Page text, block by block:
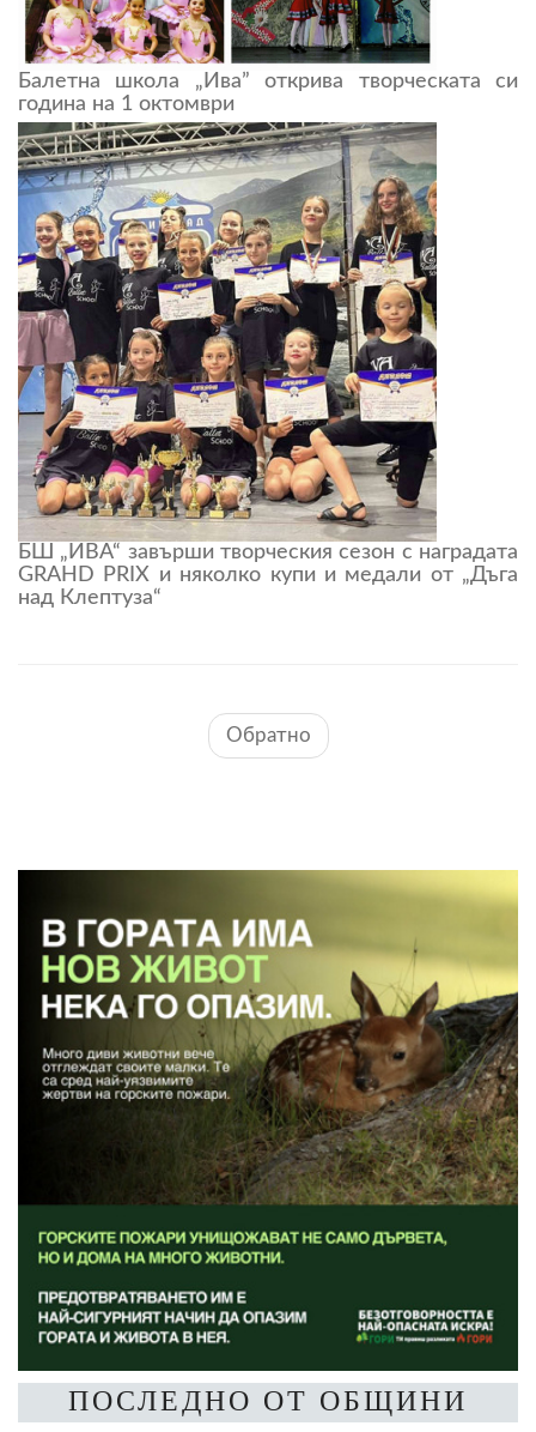
Балетна школа „Ива” открива творческата си
година на 1 октомври
БШ „ИВА“ завърши творческия сезон с наградата
GRAHD PRIX и няколко купи и медали от „Дъга
над Клептуза“
Обратно
ПОСЛЕДНО ОТ ОБЩИНИ